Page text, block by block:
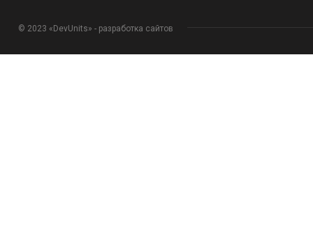
© 2023 «DevUnits» - разработка сайтов